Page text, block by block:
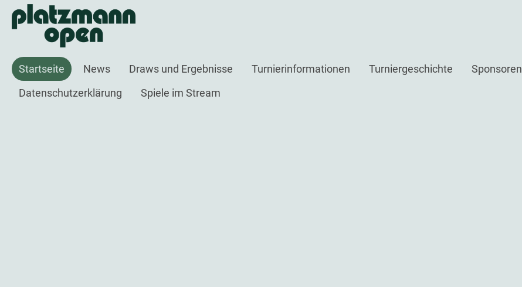
Startseite News Draws und Ergebnisse Turnierinformationen Turniergeschichte Sponsoren
Datenschutzerklärung
Spiele im Stream